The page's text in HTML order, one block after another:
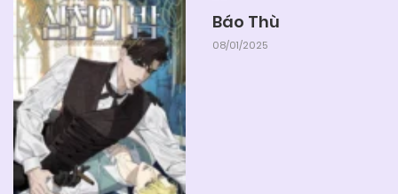
Chapter 03 25/06/2026
Chapter 02 (H) 25/06/2026
Chapter 01 (H) 25/06/2026
Báo Thù
08/01/2025